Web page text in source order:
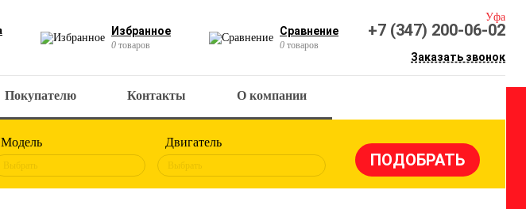
Избранное
0 товаров
Сравнение
0 товаров
Уфа
+7 (347) 200-06-02
Заказать звонок
Покупателю Контакты О компании
Модель
Выбрать
Двигатель
Выбрать